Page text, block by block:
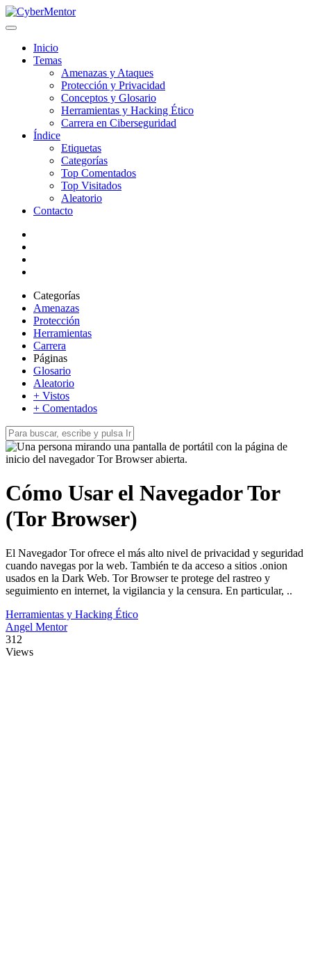
Inicio
Temas
Amenazas y Ataques
Protección y Privacidad
Conceptos y Glosario
Herramientas y Hacking Ético
Carrera en Ciberseguridad
Índice
Etiquetas
Categorías
Top Comentados
Top Visitados
Aleatorio
Contacto
Categorías
Amenazas
Protección
Herramientas
Carrera
Páginas
Glosario
Aleatorio
+ Vistos
+ Comentados
Cómo Usar el Navegador Tor
(Tor Browser)
El Navegador Tor ofrece el más alto nivel de privacidad y seguridad
cuando navegas por la web. También te da acceso a sitios .onion
usados en la Dark Web. Tor Browser te protege del rastreo y
seguimiento en internet, la vigilancia y la censura. En particular, ..
Herramientas y Hacking Ético
Angel Mentor
312
Views